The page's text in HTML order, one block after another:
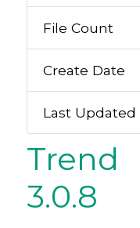
File Count
Create Date
Last Updated
3.0.8